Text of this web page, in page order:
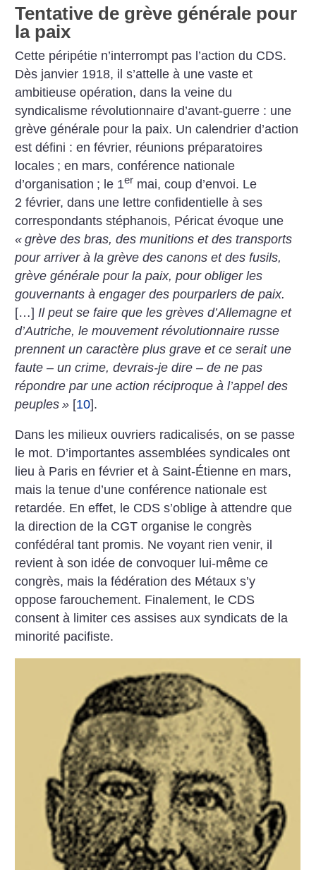
Tentative de grève générale pour
la paix
Cette péripétie n’interrompt pas l’action du CDS.
Dès janvier 1918, il s’attelle à une vaste et
ambitieuse opération, dans la veine du
syndicalisme révolutionnaire d’avant-guerre : une
grève générale pour la paix. Un calendrier ­d’action
est défini : en février, réunions préparatoires
locales ; en mars, conférence nationale
d’organisation ; le 1er mai, coup d’envoi. Le
2 février, dans une ­lettre confidentielle à ses
correspondants stéphanois, Péricat évoque une
« grève des bras, des munitions et des transports
pour arriver à la grève des canons et des fusils,
grève générale pour la paix, pour obliger les
gouvernants à engager des pourparlers de paix.
[…] Il peut se faire que les grèves d’Allemagne et
d’Autriche, le mouvement révolutionnaire russe
prennent un caractère plus grave et ce serait une
faute – un crime, devrais-je dire – de ne pas
répondre par une action réciproque à l’appel des
peuples » [10].
Dans les milieux ouvriers radicalisés, on se passe
le mot. D’importantes assemblées syndicales ont
lieu à Paris en février et à Saint-Étienne en mars,
mais la tenue d’une conférence nationale est
retardée. En effet, le CDS s’oblige à attendre que
la direction de la CGT organise le con­grès
confédéral tant promis. Ne voyant rien venir, il
revient à son idée de convoquer lui-même ce
congrès, mais la fédération des Métaux s’y
oppose farouchement. Finalement, le CDS
consent à limiter ces assises aux syndicats de la
minorité pacifiste.